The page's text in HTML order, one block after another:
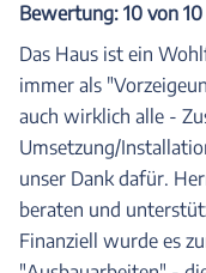
Bewertung: 10 von 10
Das Haus ist ein
immer als
auch wirklich alle -
Umsetzung/
unser Dank dafür.
beraten und
Finanziell wurde es